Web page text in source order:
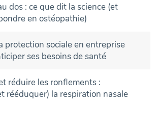
dos : ce que dit la science (et
en ostéopathie)
protection sociale en entreprise
ses besoins de santé
réduire les ronflements :
rééduquer) la respiration nasale